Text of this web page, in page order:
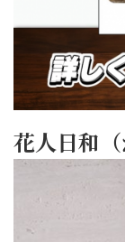
花人日和（